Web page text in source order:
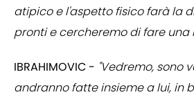
atipico e l'aspetto fisico farà la
pronti e cercheremo di fare una
IBRAHIMOVIC - "Vedremo, sono
andranno fatte insieme a lui, in